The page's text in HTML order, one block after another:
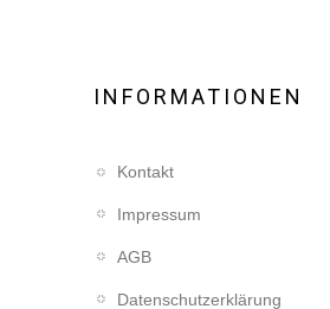
INFORMATIONEN
Kontakt
Impressum
AGB
Datenschutzerklärung